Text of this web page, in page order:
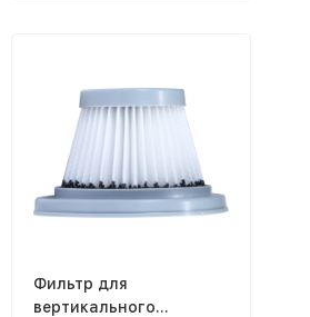
Фильтр для
вертикального